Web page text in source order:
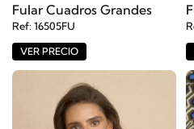
Fular Cuadros Grandes
Ref: 16505FU
VER PRECIO